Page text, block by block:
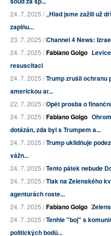
24. 7. 2025 /„Hlad jsme zažili už
zaplňu...
23. 7. 2025 /Channel 4 News:
24. 7. 2025 /Fabiano Golgo
resuscitaci
24. 7. 2025 /Trump zrušil ochranu
americkou ar...
22. 7. 2025 /Opět prosba o
24. 7. 2025 /Fabiano Golgo
dotázán, zda byl s Trumpem a...
24. 7. 2025 /Trump uklidňuje
vážn...
24. 7. 2025 /Tento pátek nebude
24. 7. 2025 /Tlak na Zelenského
agenturách roste...
24. 7. 2025 /Fabiano Golgo
24. 7. 2025 /Tenhle "boj" s
politických bodů...